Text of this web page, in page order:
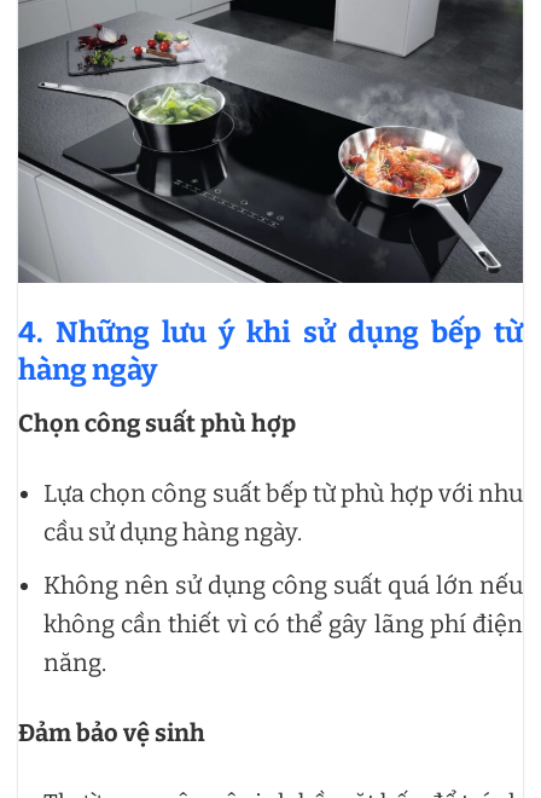
4. Những lưu ý khi sử dụng bếp từ
hàng ngày
Chọn công suất phù hợp
Lựa chọn công suất bếp từ phù hợp với nhu
cầu sử dụng hàng ngày.
Không nên sử dụng công suất quá lớn nếu
không cần thiết vì có thể gây lãng phí điện
năng.
Đảm bảo vệ sinh